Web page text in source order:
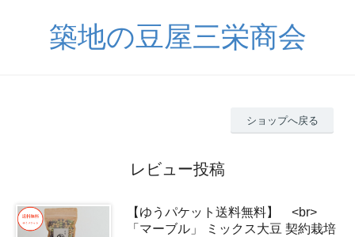
築地の豆屋三栄商会
ショップへ戻る
レビュー投稿
【ゆうパケット送料無料】 <br>
「マーブル」 ミックス大豆 契約栽培